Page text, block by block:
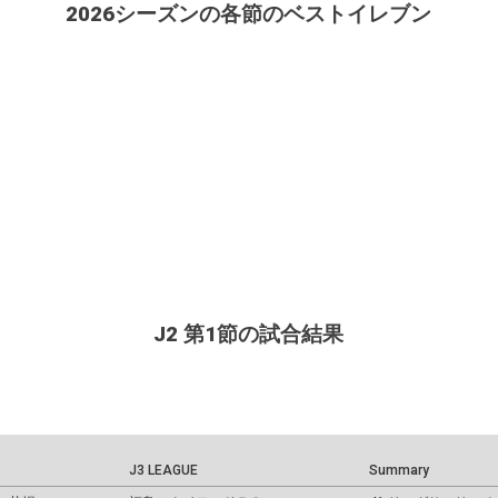
2026シーズンの各節のベストイレブン
J2 第1節の試合結果
J3 LEAGUE Summary